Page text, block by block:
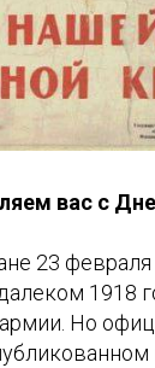
вас с
23
1918
Но